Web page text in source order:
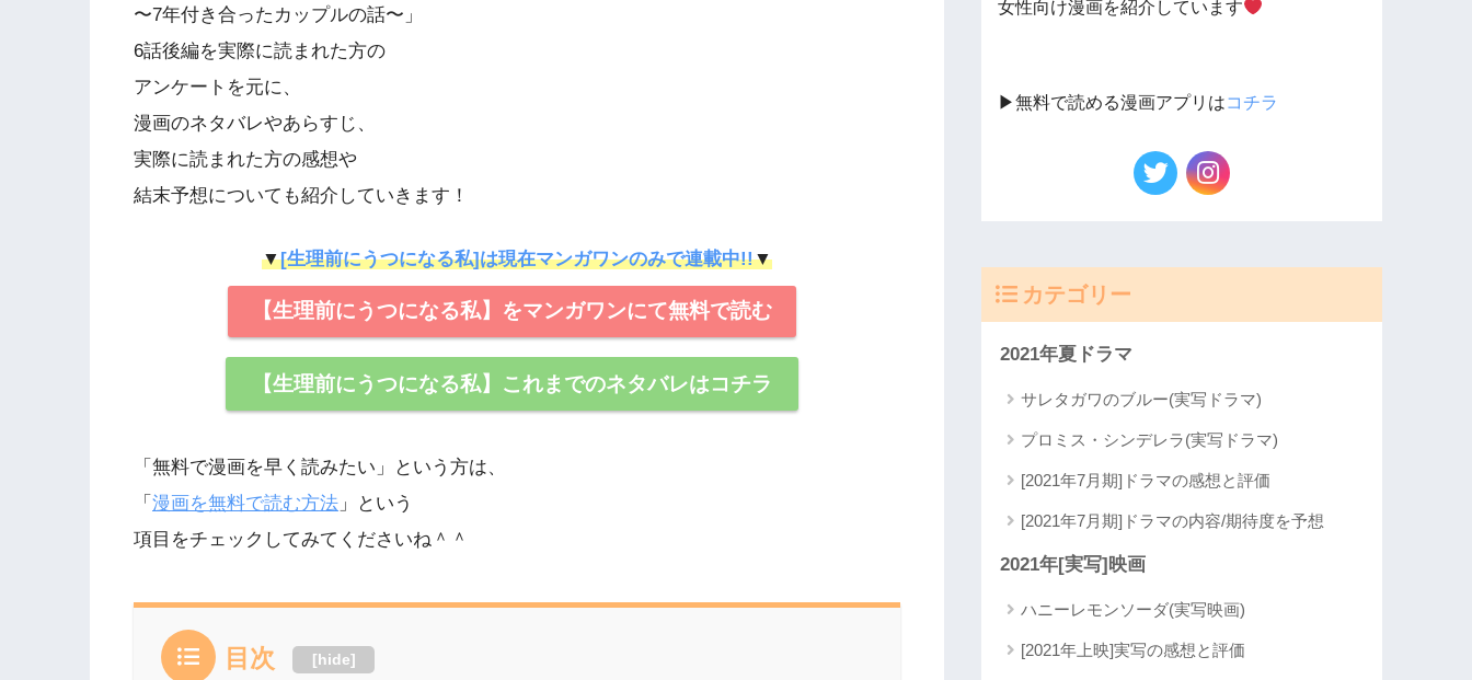
〜7年付き合ったカップルの話〜」
6話後編を実際に読まれた方の
アンケートを元に、
漫画のネタバレやあらすじ、
実際に読まれた方の感想や
結末予想についても紹介していきます！
▼[生理前にうつになる私]は現在マンガワンのみで連載中!!▼
【生理前にうつになる私】をマンガワンにて無料で読む
【生理前にうつになる私】これまでのネタバレはコチラ
「無料で漫画を早く読みたい」という方は、
「 漫画を無料で読む方法 」という
項目をチェックしてみてくださいね＾＾
目次 [hide]
女性向け漫画を紹介しています
▶︎無料で読める漫画アプリはコチラ
カテゴリー
2021年夏ドラマ
サレタガワのブルー(実写ドラマ)
プロミス・シンデレラ(実写ドラマ)
[2021年7月期]ドラマの感想と評価
[2021年7月期]ドラマの内容/期待度を予想
2021年[実写]映画
ハニーレモンソーダ(実写映画)
[2021年上映]実写の感想と評価